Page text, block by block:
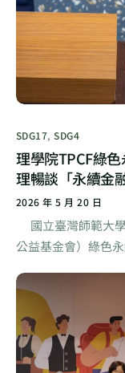
SDG17,SDG4
理學院TPCF綠
理暢談「永續金融
2026 年 5 月 20 日
國立臺灣師範大
公益基金會）綠色